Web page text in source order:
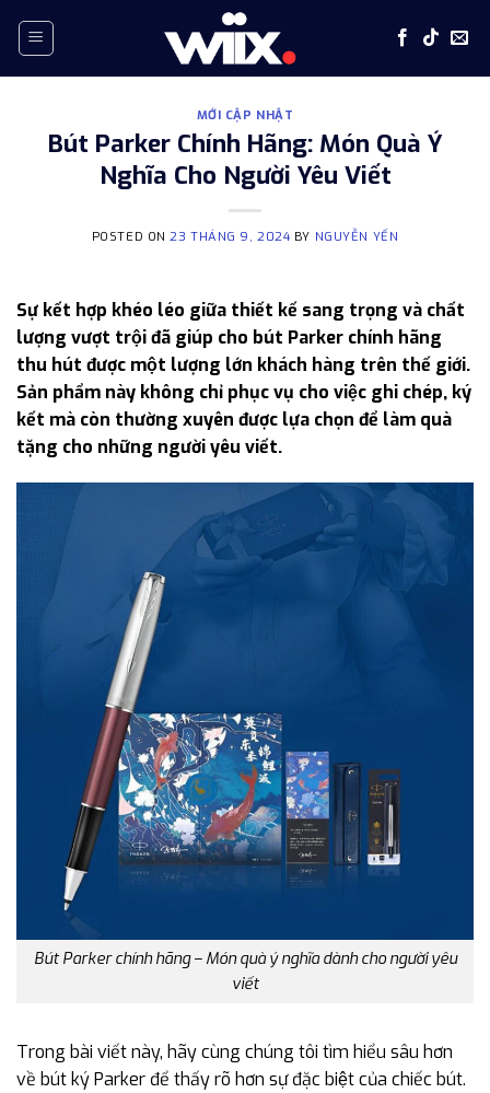
MỚI CẬP NHẬT
Bút Parker Chính Hãng: Món Quà Ý
Nghĩa Cho Người Yêu Viết
POSTED ON23 THÁNG 9, 2024 BY NGUYỄN YẾN
Sự kết hợp khéo léo giữa thiết kế sang trọng và chất
lượng vượt trội đã giúp cho bút Parker chính hãng
thu hút được một lượng lớn khách hàng trên thế giới.
Sản phẩm này không chỉ phục vụ cho việc ghi chép, ký
kết mà còn thường xuyên được lựa chọn để làm quà
tặng cho những người yêu viết.
Bút Parker chính hãng – Món quà ý nghĩa dành cho người yêu
viết
Trong bài viết này, hãy cùng chúng tôi tìm hiểu sâu hơn
về bút ký Parker để thấy rõ hơn sự đặc biệt của chiếc bút.